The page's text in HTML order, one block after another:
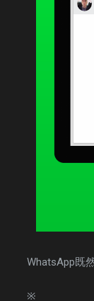
WhatsApp既
※